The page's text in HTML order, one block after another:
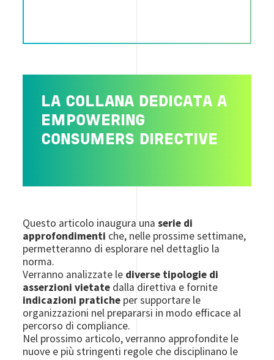
LA COLLANA DEDICATA A
EMPOWERING
CONSUMERS DIRECTIVE
Questo articolo inaugura unaserie di
approfondimenti che, nelle prossime settimane,
permetteranno di esplorare nel dettaglio la
norma.
Verranno analizzate le diverse tipologie di
asserzioni vietate dalla direttiva e fornite
indicazioni pratiche per supportare le
organizzazioni nel prepararsi in modo efficace al
percorso di compliance.
Nel prossimo articolo, verranno approfondite le
nuove e più stringenti regole che disciplinano le